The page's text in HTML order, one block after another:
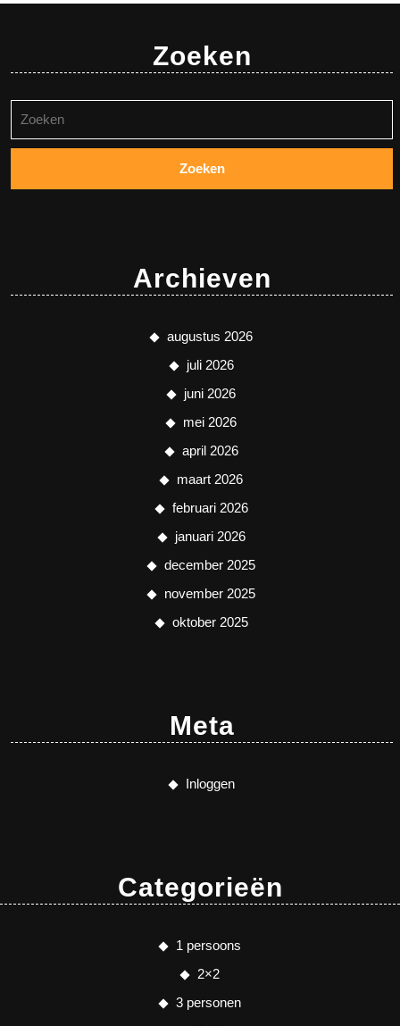
Zoeken
naar:
Archieven
augustus 2026
juli 2026
juni 2026
mei 2026
april 2026
maart 2026
februari 2026
januari 2026
december 2025
november 2025
oktober 2025
Meta
Inloggen
Categorieën
1 persoons
2×2
3 personen